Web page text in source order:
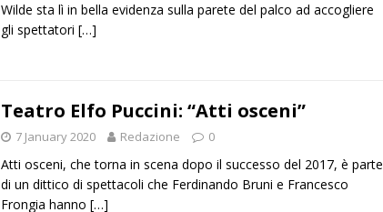
Wilde sta lì in bella evidenza sulla parete del palco ad accogliere
gli spettatori […]
Teatro Elfo Puccini: “Atti osceni”
7 January 2020 Redazione 0
Atti osceni, che torna in scena dopo il successo del 2017, è parte
di un dittico di spettacoli che Ferdinando Bruni e Francesco
Frongia hanno […]